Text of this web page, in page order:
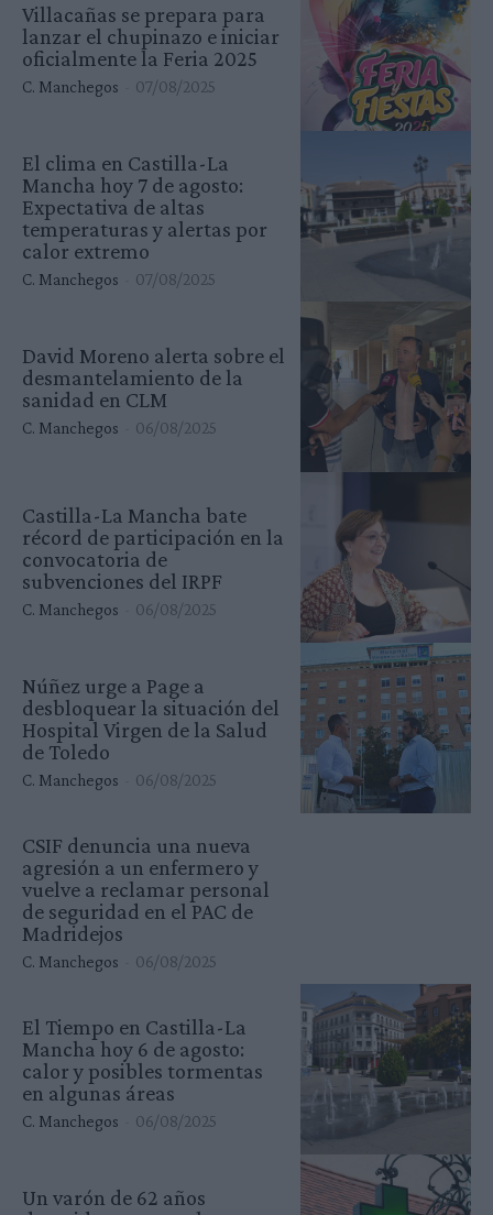
Villacañas se prepara para
lanzar el chupinazo e iniciar
oficialmente la Feria 2025
C. Manchegos 07/08/2025
El clima en Castilla-La
Mancha hoy 7 de agosto:
Expectativa de altas
temperaturas y alertas por
calor extremo
C. Manchegos 07/08/2025
David Moreno alerta sobre el
desmantelamiento de la
sanidad en CLM
C. Manchegos 06/08/2025
Castilla-La Mancha bate
récord de participación en la
convocatoria de
subvenciones del IRPF
C. Manchegos 06/08/2025
Núñez urge a Page a
desbloquear la situación del
Hospital Virgen de la Salud
de Toledo
C. Manchegos 06/08/2025
CSIF denuncia una nueva
agresión a un enfermero y
vuelve a reclamar personal
de seguridad en el PAC de
Madridejos
C. Manchegos 06/08/2025
El Tiempo en Castilla-La
Mancha hoy 6 de agosto:
calor y posibles tormentas
en algunas áreas
C. Manchegos 06/08/2025
Un varón de 62 años